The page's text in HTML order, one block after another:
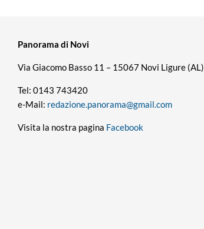
Panorama di Novi
Via Giacomo Basso 11 – 15067 Novi Ligure (AL)
Tel: 0143 743420
e-Mail: redazione.panorama@gmail.com
Visita la nostra pagina Facebook